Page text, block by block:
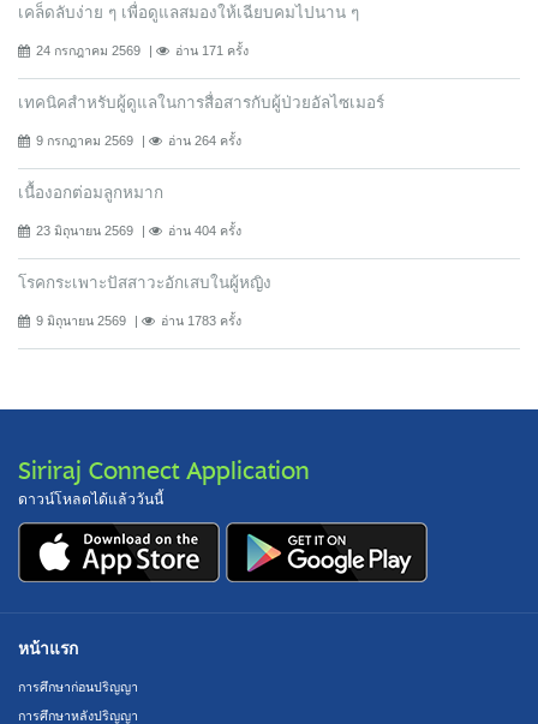
เคล็ดลับง่าย ๆ เพื่อดูแลสมองให้เฉียบคมไปนาน ๆ
24 กรกฎาคม 2569 อ่าน 171 ครั้ง
เทคนิคสำหรับผู้ดูแลในการสื่อสารกับผู้ป่วยอัลไซเมอร์
9 กรกฎาคม 2569 อ่าน 264 ครั้ง
เนื้องอกต่อมลูกหมาก
23 มิถุนายน 2569 อ่าน 404 ครั้ง
โรคกระเพาะปัสสาวะอักเสบในผู้หญิง
9 มิถุนายน 2569 อ่าน 1783 ครั้ง
Siriraj Connect Application
ดาวน์โหลดได้แล้ววันนี้
หน้าแรก
การศึกษาก่อนปริญญา
การศึกษาหลังปริญญา